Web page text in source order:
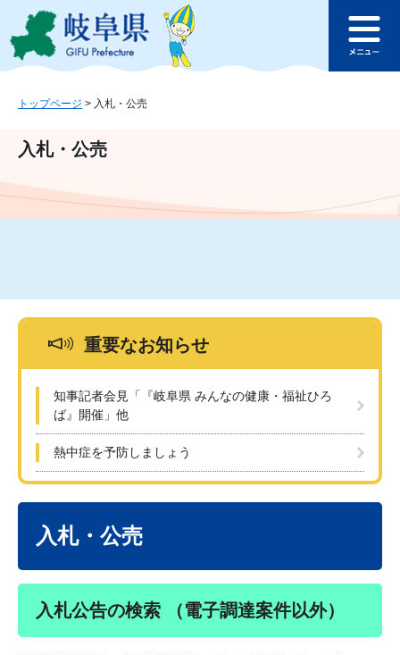
ジ
ュ
文
このページの本文へ
ュ
トップページ > 入札・公売
入札・公売
重要なお知らせ
知事記者会見「『岐阜県 みんなの健康・福祉ひろ
ば』開催」他
熱中症を予防しましょう
入札・公売
入札公告の検索 （電子調達案件以外）